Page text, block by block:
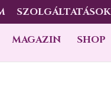
SZOLGÁLTATÁSOK
MAGAZIN SHOP